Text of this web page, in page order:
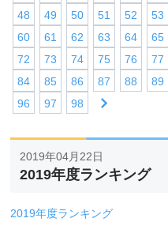
48
49 50 51 52 53
60
61 62 63 64 65
72
73 74 75 76 77
84
85 86 87 88 89
96
97 98
2019年04月22日
2019年度ランキング
2019年度ランキング